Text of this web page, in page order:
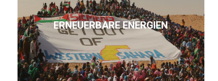
ERNEUERBARE ENERGIEN